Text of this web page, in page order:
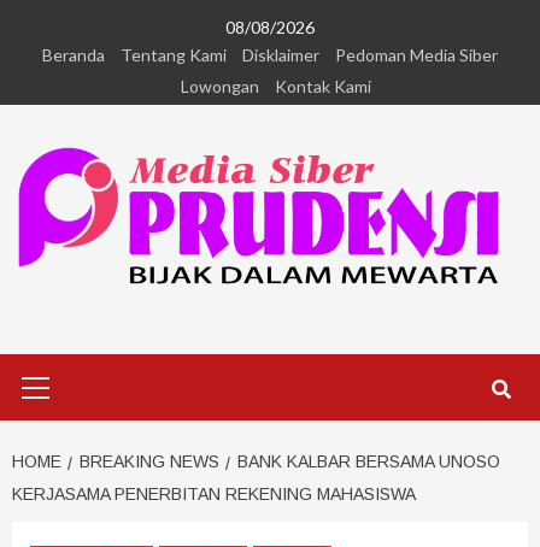
08/08/2026
Beranda
Tentang Kami Disklaimer
Pedoman Media Siber
Lowongan
Kontak Kami
HOME BREAKING NEWS
BANK KALBAR BERSAMA UNOSO
KERJASAMA PENERBITAN REKENING MAHASISWA